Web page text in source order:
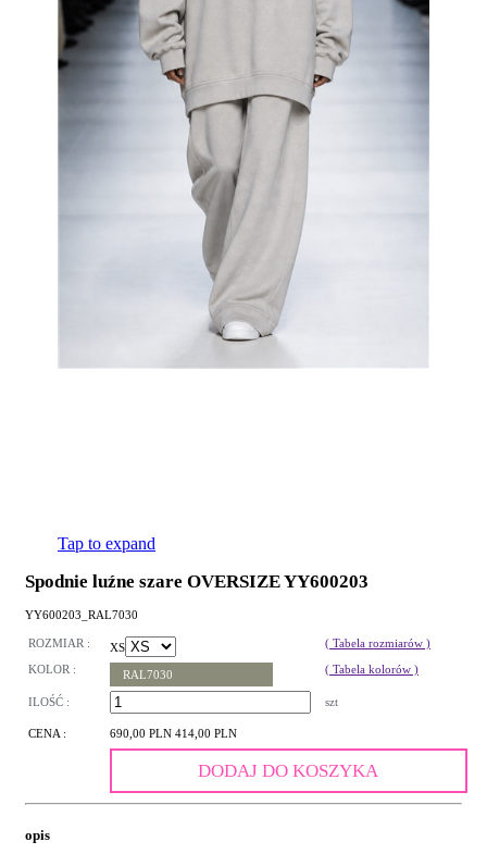
Tap to expand
Spodnie luźne szare OVERSIZE YY600203
YY600203_RAL7030
ROZMIAR : XS
( Tabela rozmiarów )
KOLOR :
RAL7030 ( Tabela kolorów )
ILOŚĆ : szt
CENA : 690,00 PLN 414,00 PLN
DODAJ DO KOSZYKA
opis